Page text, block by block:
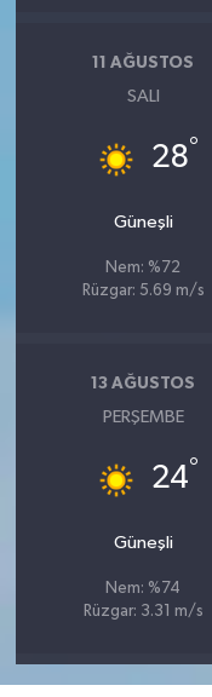
11 AĞUSTOS
SALI
28°
Güneşli
Nem: %72
Rüzgar: 5.69 m/s
13 AĞUSTOS
PERŞEMBE
24°
Güneşli
Nem: %74
Rüzgar: 3.31 m/s